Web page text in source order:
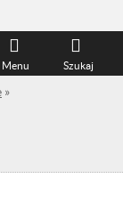
Szukaj
Menu
»